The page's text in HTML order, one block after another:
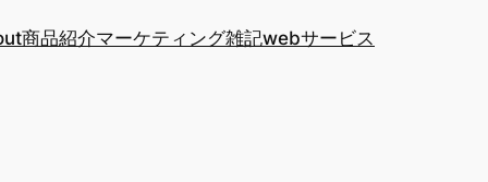
商品紹介マーケティング雑記webサービス